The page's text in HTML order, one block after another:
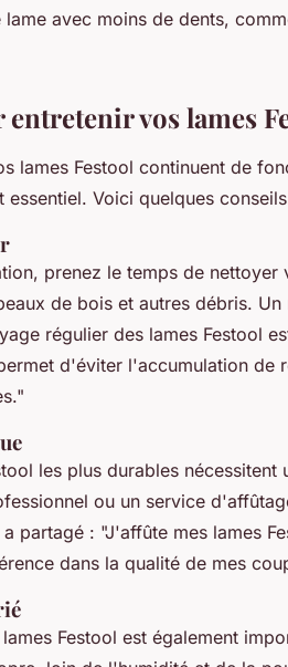
lame avec moins de dents,
vos lames
lames Festool continuent de
essentiel. Voici quelques
prenez le temps de
de bois et autres débris.
régulier des lames Festool
d'éviter l'accumulation de
les plus durables
ou un service
partagé : "J'affûte mes lames
dans la qualité de mes
Festool est également